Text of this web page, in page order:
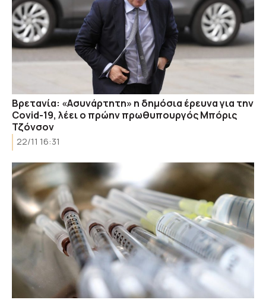
Βρετανία: «Ασυνάρτητη» η δημόσια έρευνα για την
Covid-19, λέει ο πρώην πρωθυπουργός Μπόρις
Τζόνσον
22/11 16:31